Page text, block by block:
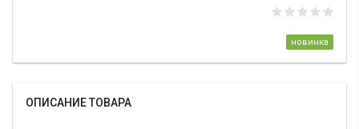
новинка
ОПИСАНИЕ ТОВАРА